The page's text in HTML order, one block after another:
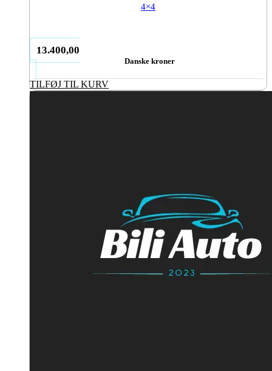
4×4
13.400,00
Danske kroner
TILFØJ TIL KURV